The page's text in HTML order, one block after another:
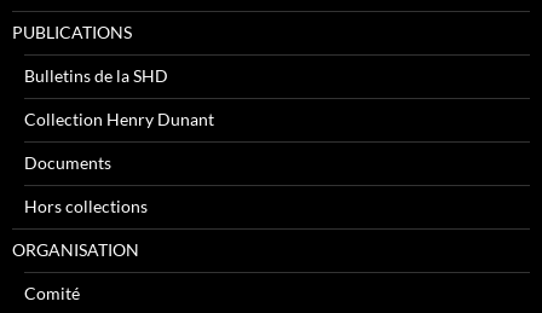
PUBLICATIONS
Bulletins de la SHD
Collection Henry Dunant
Documents
Hors collections
ORGANISATION
Comité